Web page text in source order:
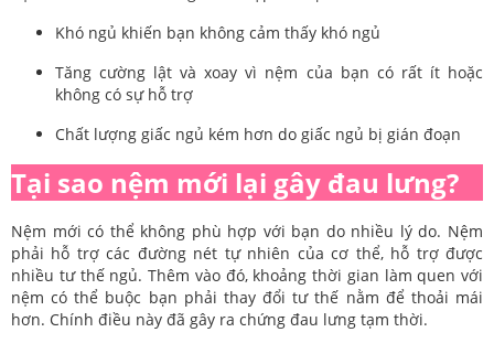
Khó ngủ khiến bạn không cảm thấy khó ngủ
Tăng cường lật và xoay vì nệm của bạn có rất ít hoặc
không có sự hỗ trợ
Chất lượng giấc ngủ kém hơn do giấc ngủ bị gián đoạn
Tại sao nệm mới lại gây đau lưng?
Nệm mới có thể không phù hợp với bạn do nhiều lý do. Nệm
phải hỗ trợ các đường nét tự nhiên của cơ thể, hỗ trợ được
nhiều tư thế ngủ. Thêm vào đó, khoảng thời gian làm quen với
nệm có thể buộc bạn phải thay đổi tư thế nằm để thoải mái
hơn. Chính điều này đã gây ra chứng đau lưng tạm thời.